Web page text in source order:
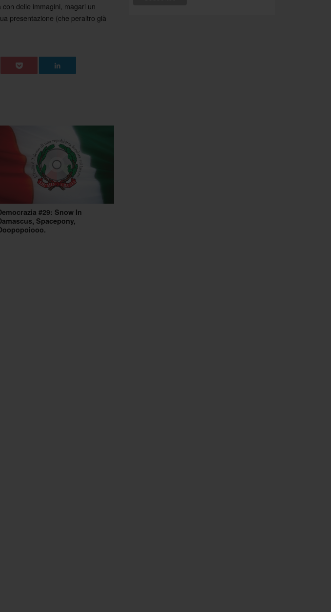
delle immagini, magari un
presentazione (che peraltro già
#29: Snow In
Spacepony,